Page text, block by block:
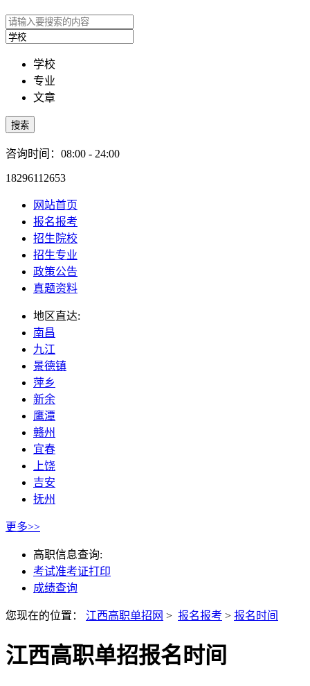
学校
专业
文章
搜索
咨询时间：08:00 - 24:00
18296112653
网站首页
报名报考
招生院校
招生专业
政策公告
真题资料
地区直达:
南昌
九江
景德镇
萍乡
新余
鹰潭
赣州
宜春
上饶
吉安
抚州
更多>>
高职信息查询:
考试准考证打印
成绩查询
您现在的位置： 江西高职单招网 > 报名报考 > 报名时间
江西高职单招报名时间